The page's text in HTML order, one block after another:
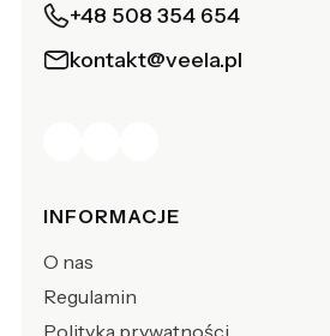
+48 508 354 654
kontakt@veela.pl
Linki w stopce
INFORMACJE
O nas
Regulamin
Polityka prywatności